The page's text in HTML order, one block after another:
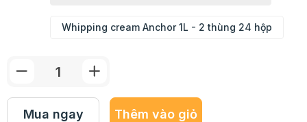
Whipping cream Anchor 1L - 2 thùng 24 hộp
Mua ngay Thêm vào giỏ